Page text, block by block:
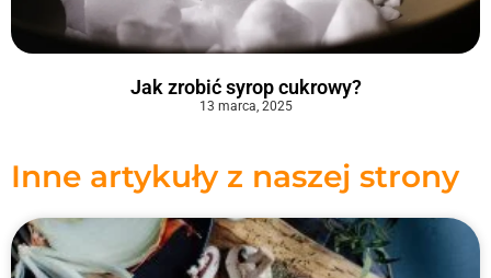
Jak zrobić syrop cukrowy​?
13 marca, 2025
Inne artykuły z naszej strony